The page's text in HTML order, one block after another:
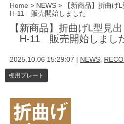
Home > NEWS > 【新商品】折曲げ
H-11 販売開始しました
【新商品】折曲げL型見
H-11 販売開始しまし
2025.10.06 15:29:07 NEWS,
棚用プレート